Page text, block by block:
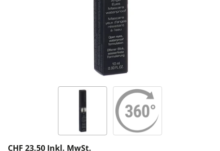
CHF 23.50 Inkl. MwSt.